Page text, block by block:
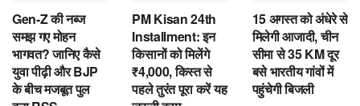
Gen-Z की नब्ज
समझ गए मोहन
भागवत? जानिए कैसे
युवा पीढ़ी और BJP
के बीच मजबूत पुल
PM Kisan 24th
Installment: इन
किसानों को मिलेंगे
₹4,000, किस्त से
पहले तुरंत पूरा करें यह
15 अगस्त को अंधेरे से
मिलेगी आजादी, चीन
सीमा से 35 KM दूर
बसे भारतीय गांवों में
पहुंचेगी बिजली